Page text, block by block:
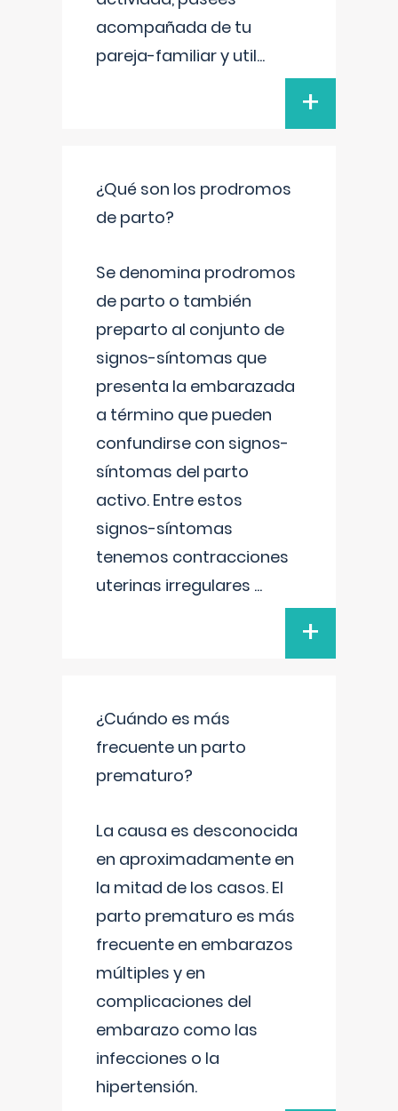
acompañada de tu
pareja-familiar y util...
+
¿Qué son los prodromos
de parto?
Se denomina prodromos
de parto o también
preparto al conjunto de
signos-síntomas que
presenta la embarazada
a término que pueden
confundirse con signos-
síntomas del parto
activo. Entre estos
signos-síntomas
tenemos contracciones
uterinas irregulares ...
+
¿Cuándo es más
frecuente un parto
prematuro?
La causa es desconocida
en aproximadamente en
la mitad de los casos. El
parto prematuro es más
frecuente en embarazos
múltiples y en
complicaciones del
embarazo como las
infecciones o la
hipertensión.